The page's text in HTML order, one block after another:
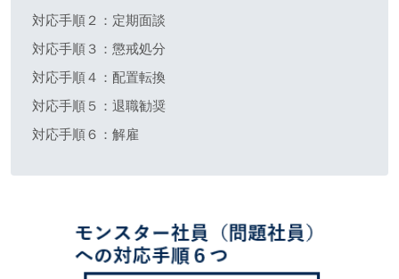
対応手順２：定期面談
対応手順３：懲戒処分
対応手順４：配置転換
対応手順５：退職勧奨
対応手順６：解雇